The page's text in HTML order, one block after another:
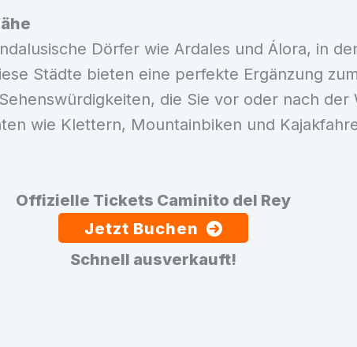
Dörfer wie Ardales und Álora, in
Städte bieten eine perfekte Ergänzung
die Sie vor oder nach
wie Klettern, Mountainbiken und
Offizielle Tickets Caminito del Rey
Jetzt Buchen
Schnell ausverkauft!